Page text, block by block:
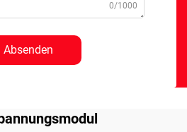
0/1000
Absenden